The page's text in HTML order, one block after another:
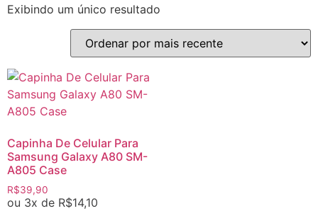
Exibindo um único resultado
Capinha De Celular Para
Samsung Galaxy A80 SM-
A805 Case
R$39,90
ou 3x de R$14,10